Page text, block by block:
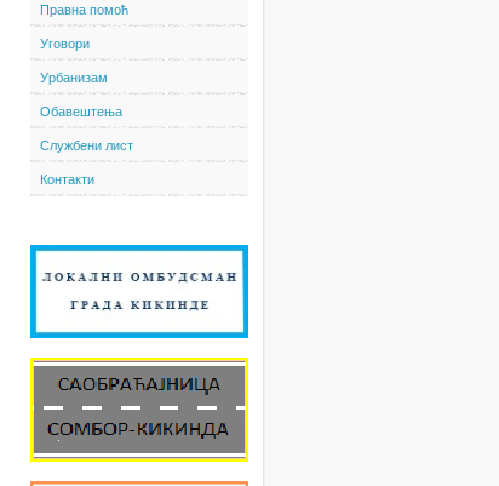
Правна помоћ
Уговори
Урбанизам
Обавештења
Службени лист
Контакти